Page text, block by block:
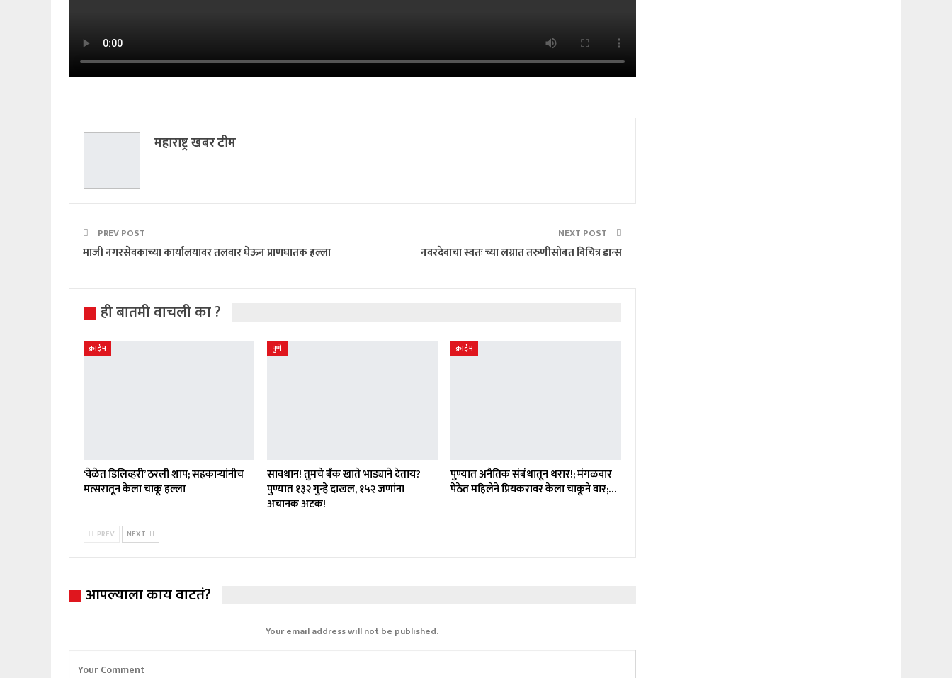
महाराष्ट्र खबर टीम
PREV POST
माजी नगरसेवकाच्या कार्यालयावर तलवार घेऊन प्राणघातक हल्ला
NEXT POST
नवरदेवाचा स्वतः च्या लग्नात तरुणीसोबत विचित्र डान्स
ही बातमी वाचली का ?
क्राईम
‘वेळेत डिलिव्हरी’ ठरली शाप; सहकाऱ्यांनीच
मत्सरातून केला चाकू हल्ला
पुणे
सावधान! तुमचे बँक खाते भाड्याने देताय?
पुण्यात १३२ गुन्हे दाखल, १५२ जणांना
अचानक अटक!
क्राईम
पुण्यात अनैतिक संबंधातून थरार!; मंगळवार
पेठेत महिलेने प्रियकरावर केला चाकूने वार;…
PREV NEXT
आपल्याला काय वाटतं?
Your email address will not be published.